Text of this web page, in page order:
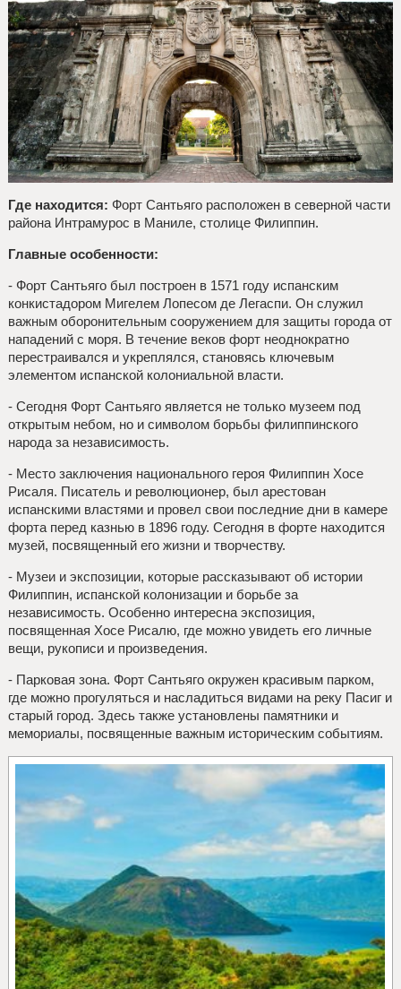
Где находится: Форт Сантьяго расположен в северной части
района Интрамурос в Маниле, столице Филиппин.
Главные особенности:
- Форт Сантьяго был построен в 1571 году испанским
конкистадором Мигелем Лопесом де Легаспи. Он служил
важным оборонительным сооружением для защиты города от
нападений с моря. В течение веков форт неоднократно
перестраивался и укреплялся, становясь ключевым
элементом испанской колониальной власти.
- Сегодня Форт Сантьяго является не только музеем под
открытым небом, но и символом борьбы филиппинского
народа за независимость.
- Место заключения национального героя Филиппин Хосе
Рисаля. Писатель и революционер, был арестован
испанскими властями и провел свои последние дни в камере
форта перед казнью в 1896 году. Сегодня в форте находится
музей, посвященный его жизни и творчеству.
- Музеи и экспозиции, которые рассказывают об истории
Филиппин, испанской колонизации и борьбе за
независимость. Особенно интересна экспозиция,
посвященная Хосе Рисалю, где можно увидеть его личные
вещи, рукописи и произведения.
- Парковая зона. Форт Сантьяго окружен красивым парком,
где можно прогуляться и насладиться видами на реку Пасиг и
старый город. Здесь также установлены памятники и
мемориалы, посвященные важным историческим событиям.